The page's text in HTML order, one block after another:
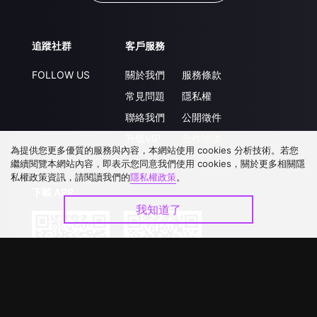
追蹤社群
FOLLOW US
客戶服務
關於我們
常見問題
聯絡我們
服務條款
隱私權
公開徵件
為提供您更多優質的服務與內容，本網站使用 cookies 分析技術。若您
繼續閱覽本網站內容，即表示您同意我們使用 cookies，關於更多相關隱
私權政策資訊，請閱讀我們的隱私權政策。
我知道了